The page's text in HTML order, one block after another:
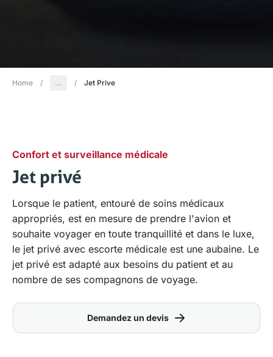
Home / ... / Jet Prive
Confort et surveillance médicale
Jet privé
Lorsque le patient, entouré de soins médicaux
appropriés, est en mesure de prendre l'avion et
souhaite voyager en toute tranquillité et dans le luxe,
le jet privé avec escorte médicale est une aubaine. Le
jet privé est adapté aux besoins du patient et au
nombre de ses compagnons de voyage.
Demandez un devis